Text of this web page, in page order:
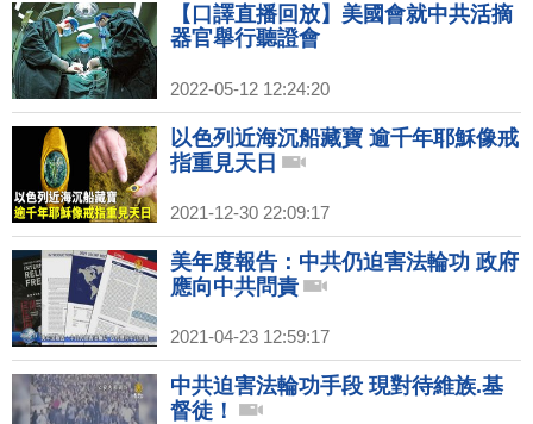
【口譯直播回放】美國會就中共活摘
器官舉行聽證會
2022-05-12 12:24:20
以色列近海沉船藏寶 逾千年耶穌像戒
指重見天日
2021-12-30 22:09:17
美年度報告：中共仍迫害法輪功 政府
應向中共問責
2021-04-23 12:59:17
中共迫害法輪功手段 現對待維族.基
督徒！